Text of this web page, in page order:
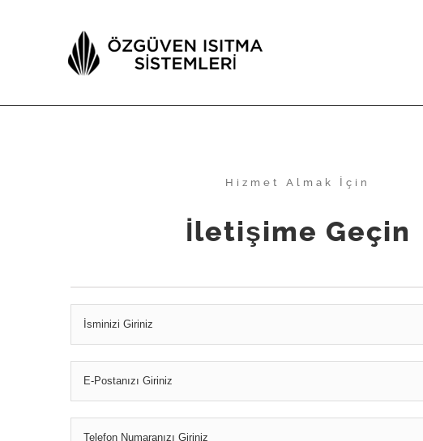
Hizmet Almak İçin
İletişime Geçin